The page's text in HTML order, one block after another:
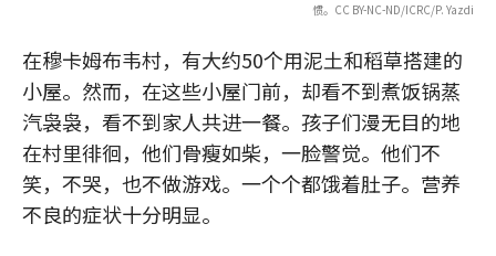
惯。CC BY-NC-ND/ICRC/P. Yazdi
在穆卡姆布韦村，有大约50个用泥土和稻草搭建的
小屋。然而，在这些小屋门前，却看不到煮饭锅蒸
汽袅袅，看不到家人共进一餐。孩子们漫无目的地
在村里徘徊，他们骨瘦如柴，一脸警觉。他们不
笑，不哭，也不做游戏。一个个都饿着肚子。营养
不良的症状十分明显。